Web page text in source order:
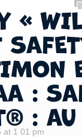
«
:
:
at 1 01 pm